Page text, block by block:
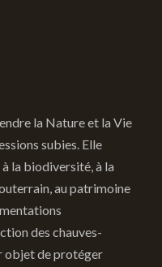
la Nature et la Vie
subies. Elle
la biodiversité, à la
au patrimoine
des chauves-
objet de protéger